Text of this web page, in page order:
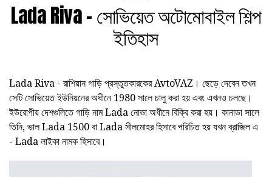
Lada Riva - সোভিয়েত অটোমোবাইল শিল্প
ইতিহাস
Lada Riva - রাশিয়ান গাড়ি প্রস্তুতকারকের AvtoVAZ। ছেড়ে দেবেন তখন
সেটি সোভিয়েত ইউনিয়নের অধীনে 1980 সালে চালু করা হয় এবং এখনও চলছে।
ইউরোপীয় দেশগুলিতে গাড়ি নাম Lada নোভা অধীনে বিক্রি করা হয়। কানাডা সালে
তিনি, ভাল Lada 1500 বা Lada সীলমোহর হিসাবে পরিচিত হয় যখন ব্রাজিল এ
- Lada লাইকা নামক হিসাবে।